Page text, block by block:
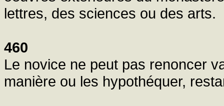
lettres, des sciences ou des arts.
460
Le novice ne peut pas renoncer
manière ou les hypothéquer,